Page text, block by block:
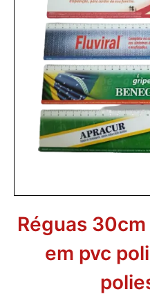
Réguas
em pvc